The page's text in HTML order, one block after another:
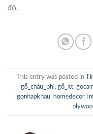
đỏ.
This entry was posted in
gỗ_châu_phi, gỗ_itt,
gonhapkhau, homedecor,